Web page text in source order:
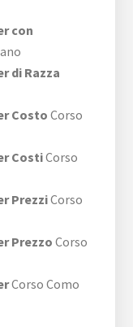
con
di Razza
Costo Corso
CostiCorso
PrezziCorso
Prezzo Corso
Corso Como